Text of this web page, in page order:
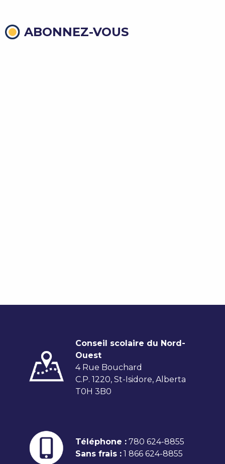
ABONNEZ-VOUS
Conseil scolaire du Nord-
Ouest
4 Rue Bouchard
C.P. 1220, St-Isidore, Alberta
T0H 3B0
Téléphone : 780 624-8855
Sans frais : 1 866 624-8855